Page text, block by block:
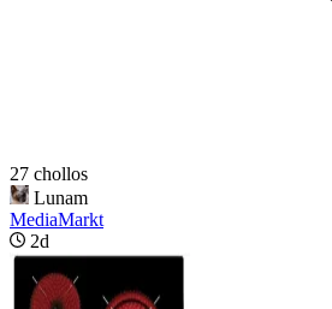
27 chollos
Lunam
MediaMarkt
2d